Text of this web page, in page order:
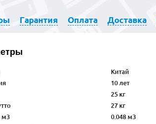
Гарантия Оплата Доставка
Китай
10 лет
25 кг
27 кг
м3
0.048 м3